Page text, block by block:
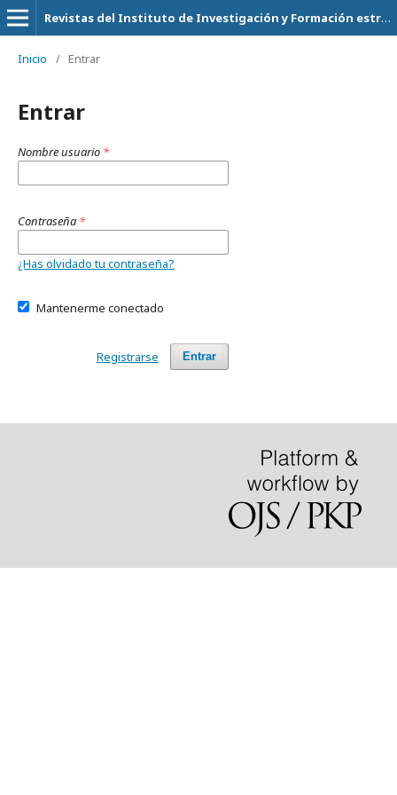
Revistas del Instituto de Investigación y Formación estrategica
Inicio / Entrar
Entrar
Nombre usuario *
Contraseña *
¿Has olvidado tu contraseña?
Mantenerme conectado
Entrar
Registrarse